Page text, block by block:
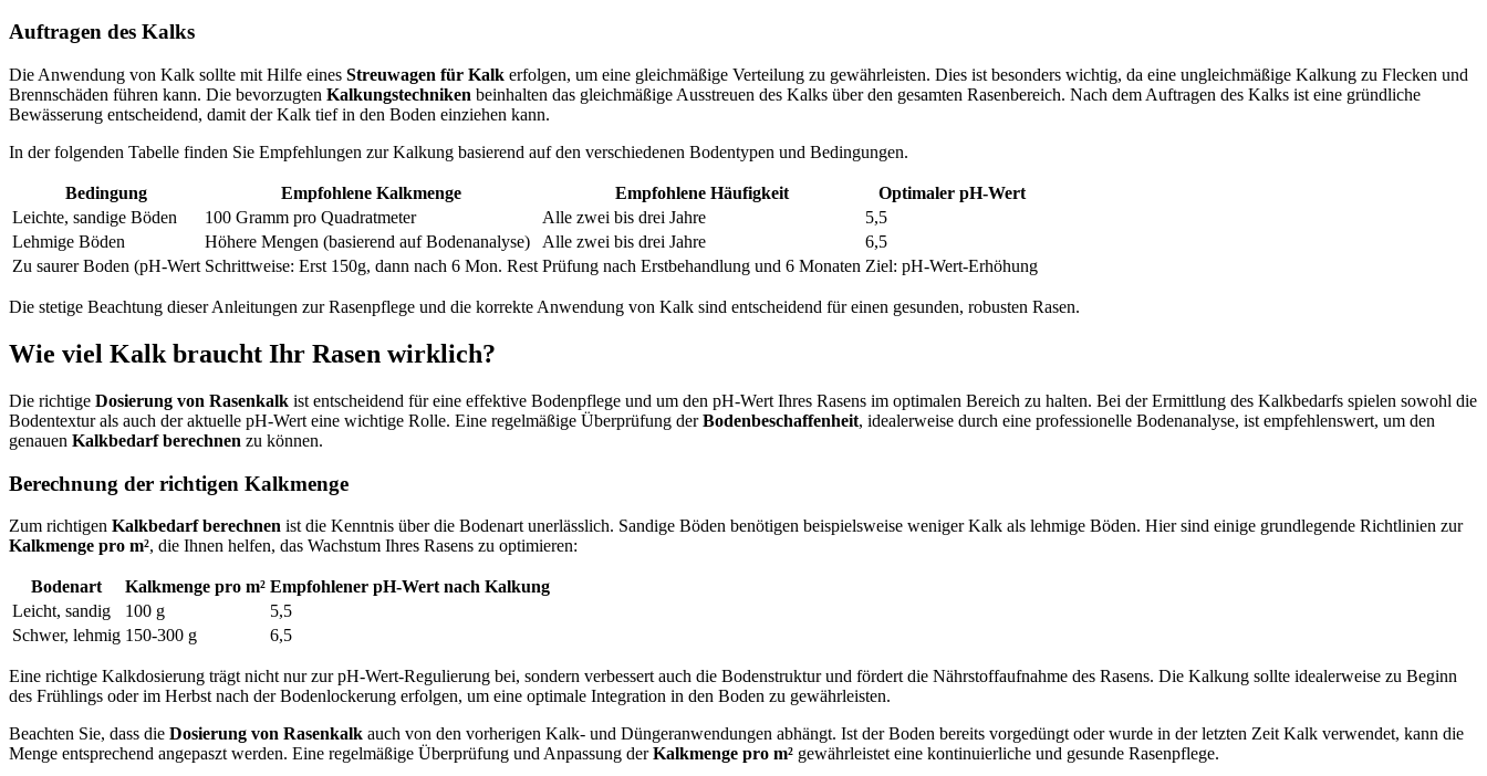
Auftragen des Kalks
Die Anwendung von Kalk sollte mit Hilfe eines Streuwagen für Kalk erfolgen, um eine gleichmäßige Verteilung zu gewährleisten. Dies ist besonders wichtig, da eine ungleichmäßige Kalkung zu Flecken und
Brennschäden führen kann. Die bevorzugten Kalkungstechniken beinhalten das gleichmäßige Ausstreuen des Kalks über den gesamten Rasenbereich. Nach dem Auftragen des Kalks ist eine gründliche
Bewässerung entscheidend, damit der Kalk tief in den Boden einziehen kann.
In der folgenden Tabelle finden Sie Empfehlungen zur Kalkung basierend auf den verschiedenen Bodentypen und Bedingungen.
Bedingung Empfohlene Kalkmenge Empfohlene Häufigkeit
Optimaler pH-Wert
Leichte, sandige Böden
100 Gramm pro Quadratmeter Alle zwei bis drei Jahre
5,5
Lehmige Böden
Höhere Mengen (basierend auf Bodenanalyse) Alle zwei bis drei Jahre
6,5
Zu saurer Boden (pH-Wert Schrittweise: Erst 150g, dann nach 6 Mon. Rest Prüfung nach Erstbehandlung und 6 Monaten Ziel: pH-Wert-Erhöhung
Die stetige Beachtung dieser Anleitungen zur Rasenpflege und die korrekte Anwendung von Kalk sind entscheidend für einen gesunden, robusten Rasen.
Wie viel Kalk braucht Ihr Rasen wirklich?
Die richtige Dosierung von Rasenkalk ist entscheidend für eine effektive Bodenpflege und um den pH-Wert Ihres Rasens im optimalen Bereich zu halten. Bei der Ermittlung des Kalkbedarfs spielen sowohl die
Bodentextur als auch der aktuelle pH-Wert eine wichtige Rolle. Eine regelmäßige Überprüfung derBodenbeschaffenheit, idealerweise durch eine professionelle Bodenanalyse, ist empfehlenswert, um den
genauen Kalkbedarf berechnen zu können.
Berechnung der richtigen Kalkmenge
Zum richtigen Kalkbedarf berechnen ist die Kenntnis über die Bodenart unerlässlich. Sandige Böden benötigen beispielsweise weniger Kalk als lehmige Böden. Hier sind einige grundlegende Richtlinien zur
Kalkmenge pro m², die Ihnen helfen, das Wachstum Ihres Rasens zu optimieren:
Bodenart Kalkmenge pro m² Empfohlener pH-Wert nach Kalkung
Leicht, sandig
100 g
5,5
Schwer, lehmig 150-300 g 6,5
Eine richtige Kalkdosierung trägt nicht nur zur pH-Wert-Regulierung bei, sondern verbessert auch die Bodenstruktur und fördert die Nährstoffaufnahme des Rasens. Die Kalkung sollte idealerweise zu Beginn
des Frühlings oder im Herbst nach der Bodenlockerung erfolgen, um eine optimale Integration in den Boden zu gewährleisten.
Beachten Sie, dass die Dosierung von Rasenkalk auch von den vorherigen Kalk- und Düngeranwendungen abhängt. Ist der Boden bereits vorgedüngt oder wurde in der letzten Zeit Kalk verwendet, kann die
Menge entsprechend angepaszt werden. Eine regelmäßige Überprüfung und Anpassung derKalkmenge pro m² gewährleistet eine kontinuierliche und gesunde Rasenpflege.